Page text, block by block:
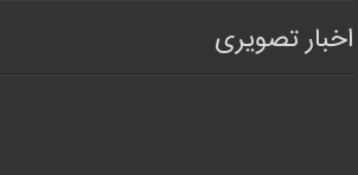
اخبار تصویری